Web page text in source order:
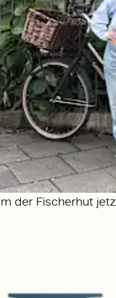
der Fischerhut